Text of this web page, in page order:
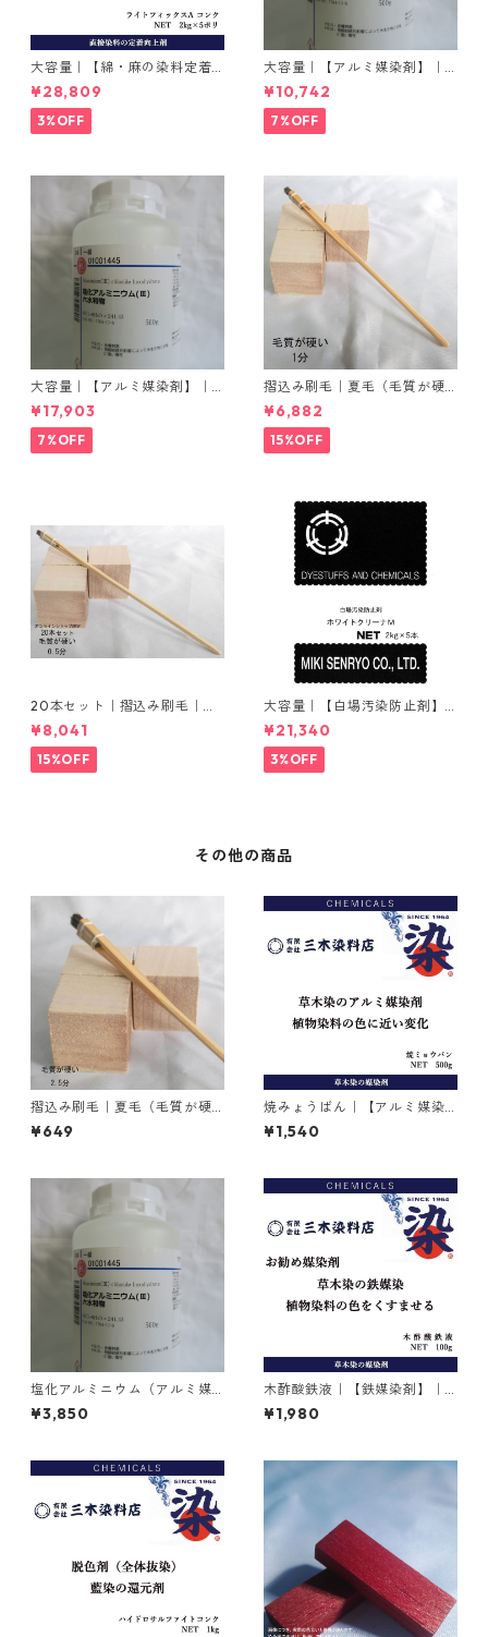
大容量｜【綿・麻の染料定着
向上剤】｜2kg×5本｜ライト
フィックスAコンク
¥28,809
3%OFF
大容量｜【アルミ媒染剤】｜5
00g−3本入り｜塩化アルミニ
ウム
¥10,742
7%OFF
大容量｜【アルミ媒染剤】｜5
00g−5本入り｜塩化アルミニ
ウム
¥17,903
7%OFF
摺込み刷毛｜夏毛（毛質が硬
い）1分｜16本入り＊1セット
¥6,882
15%OFF
20本セット｜摺込み刷毛｜夏
毛（毛質が硬い）0.5分
¥8,041
15%OFF
大容量｜【白場汚染防止剤】
｜2kg×5本｜ホワイトクリー
ナＭ
¥21,340
3%OFF
その他の商品
摺込み刷毛｜夏毛（毛質が硬
い）2.5分
¥649
焼みょうばん｜【アルミ媒染
剤】｜500g｜焼ミョウバン
¥1,540
塩化アルミニウム（アルミ媒
染剤）｜500g入り
¥3,850
木酢酸鉄液｜【鉄媒染剤】｜1
00g
¥1,980